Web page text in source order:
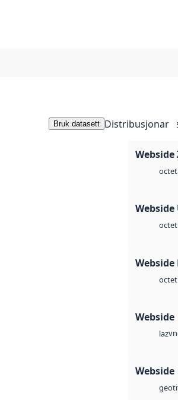
Bruk datasett Distribusjonar
Webside
octet
Webside
octet
Webside
octet
Webside
laz
Webside